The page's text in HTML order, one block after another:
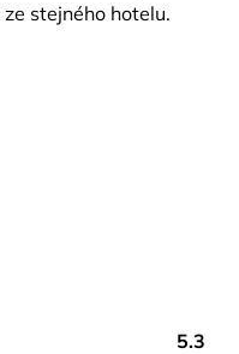
stejného hotelu.
5.3